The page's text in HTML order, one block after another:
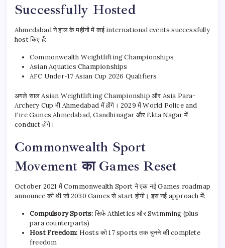
Successfully Hosted
Ahmedabad ने हाल के महीनों में कई international events successfully
host किए हैं:
Commonwealth Weightlifting Championships
Asian Aquatics Championships
AFC Under-17 Asian Cup 2026 Qualifiers
अगले साल Asian Weightlifting Championship और Asia Para-
Archery Cup भी Ahmedabad में होंगे। 2029 में World Police and
Fire Games Ahmedabad, Gandhinagar और Ekta Nagar में
conduct होंगे।
Commonwealth Sport
Movement का Games Reset
October 2021 में Commonwealth Sport ने एक नई Games roadmap
announce की थी जो 2030 Games से start होगी। इस नई approach में:
Compulsory Sports:सिर्फ Athletics और Swimming (plus
para counterparts)
Host Freedom: Hosts को 17 sports तक चुनने की complete
freedom